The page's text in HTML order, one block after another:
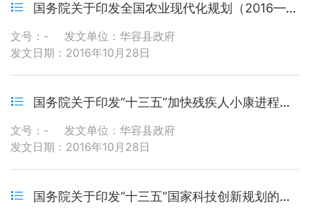
国务院关于印发全国农业现代化规划（2016—2020年）的通知
文号：-
发文单位：华容县政府
发文日期：2016年10月28日
国务院关于印发“十三五”加快残疾人小康进程规划纲要的通知
文号：-
发文单位：华容县政府
发文日期：2016年10月28日
国务院关于印发“十三五”国家科技创新规划的通知